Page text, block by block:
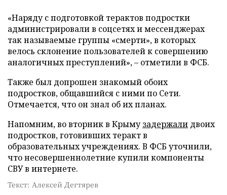
«Наряду с подготовкой терактов подростки
администрировали в соцсетях и мессенджерах
так называемые группы «смерти», в которых
велось склонение пользователей к совершению
аналогичных преступлений», – отметили в ФСБ.
Также был допрошен знакомый обоих
подростков, общавшийся с ними по Сети.
Отмечается, что он знал об их планах.
Напомним, во вторник в Крымузадержали двоих
подростков, готовивших теракт в
образовательных учреждениях. В ФСБ уточнили,
что несовершеннолетние купили компоненты
СВУ в интернете.
Текст: Алексей Дегтярев